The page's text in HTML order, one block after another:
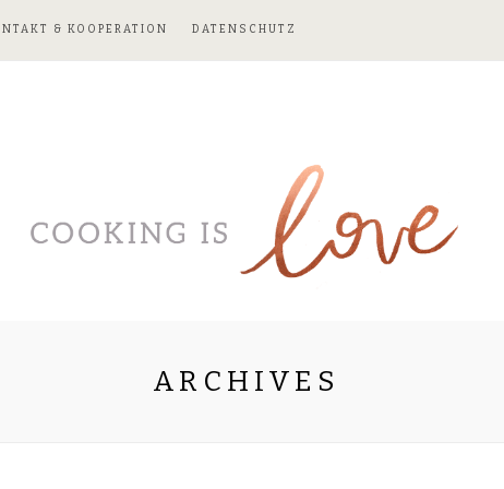
& KOOPERATION DATENSCHUTZ
ARCHIVES